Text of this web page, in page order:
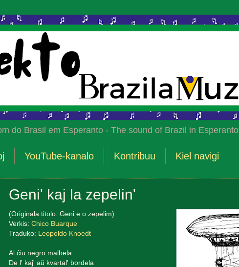
do Brasil em Esperanto - The sound of Brazil in Esperanto
YouTube-kanalo Kontribuu Kiel navigi
Geni' kaj la zepelin'
(Originala titolo: Geni e o zepelim)
Verkis: Chico Buarque
Traduko:
Leopoldo Knoedt
Al ĉiu negro malbela
De l' kaj' aŭ kvartal' bordela